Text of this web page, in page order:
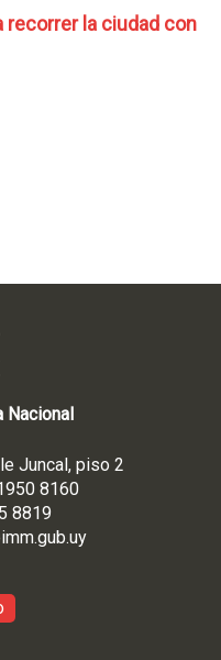
recorrer la ciudad con
Nacional
Juncal, piso 2
8160
8819
.uy